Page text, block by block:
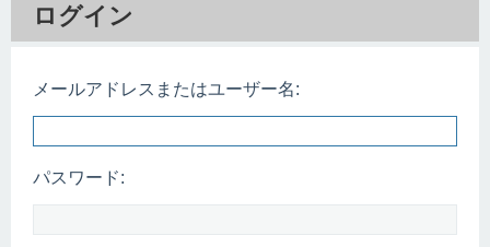
ログイン
メールアドレスまたはユーザー名:
パスワード: